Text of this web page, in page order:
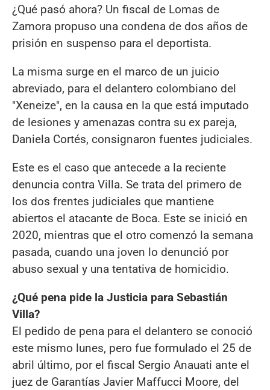
¿Qué pasó ahora? Un fiscal de Lomas de
Zamora propuso una condena de dos años de
prisión en suspenso para el deportista.
La misma surge en el marco de un juicio
abreviado, para el delantero colombiano del
"Xeneize", en la causa en la que está imputado
de lesiones y amenazas contra su ex pareja,
Daniela Cortés, consignaron fuentes judiciales.
Este es el caso que antecede a la reciente
denuncia contra Villa. Se trata del primero de
los dos frentes judiciales que mantiene
abiertos el atacante de Boca. Este se inició en
2020, mientras que el otro comenzó la semana
pasada, cuando una joven lo denunció por
abuso sexual y una tentativa de homicidio.
¿Qué pena pide la Justicia para Sebastián
Villa?
El pedido de pena para el delantero se conoció
este mismo lunes, pero fue formulado el 25 de
abril último, por el fiscal Sergio Anauati ante el
juez de Garantías Javier Maffucci Moore, del